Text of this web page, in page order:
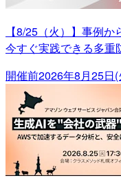
【8/25（火）】事例
今すぐ実践できる多重
開催前2026年8月25日(